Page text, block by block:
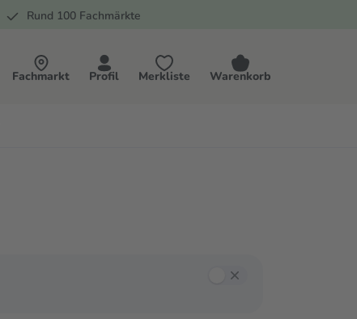
Rund 100 Fachmärkte
Fachmarkt Profil Merkliste Warenkorb